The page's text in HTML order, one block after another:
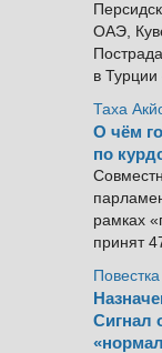
ОАЭ,
в
Таха
О чём
по
рамках
принят
Сигнал